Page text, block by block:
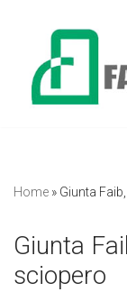
contenuto
Home » Giunta
Giunta
sciopero